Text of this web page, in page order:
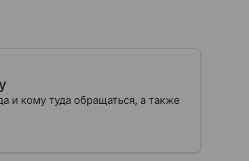
и кому туда обращаться, а также